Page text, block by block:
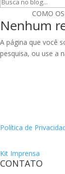
COMO
Nenhum
A página que você
pesquisa, ou use a
Política de
Kit Imprensa
CONTATO